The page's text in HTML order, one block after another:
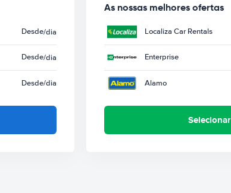
Desde/dia
Desde/dia
Desde/dia
As nossas melhores ofertas
Localiza Car Rentals
Enterprise
Alamo
Selecionar